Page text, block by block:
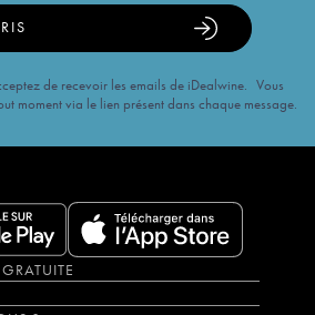
de recevoir les emails de iDealwine. Vous
moment via le lien présent dans chaque message.